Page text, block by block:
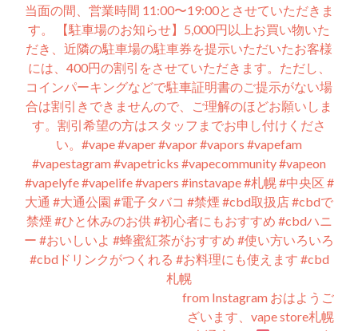
当面の間、営業時間 11:00〜19:00とさせていただきま
す。 【駐車場のお知らせ】5,000円以上お買い物いた
だき、近隣の駐車場の駐車券を提示いただいたお客様
には、400円の割引をさせていただきます。ただし、
コインパーキングなどで駐車証明書のご提示がない場
合は割引きできませんので、ご理解のほどお願いしま
す。割引希望の方はスタッフまでお申し付けくださ
い。#vape #vaper #vapor #vapors #vapefam
#vapestagram #vapetricks #vapecommunity #vapeon
#vapelyfe #vapelife #vapers #instavape #札幌 #中央区 #
大通 #大通公園 #電子タバコ #禁煙 #cbd取扱店 #cbdで
禁煙 #ひと休みのお供 #初心者にもおすすめ #cbdハニ
ー #おいしいよ #蜂蜜紅茶がおすすめ #使い方いろいろ
#cbdドリンクがつくれる #お料理にも使えます #cbd
札幌
from Instagram おはようご
ざいます、vape store札幌